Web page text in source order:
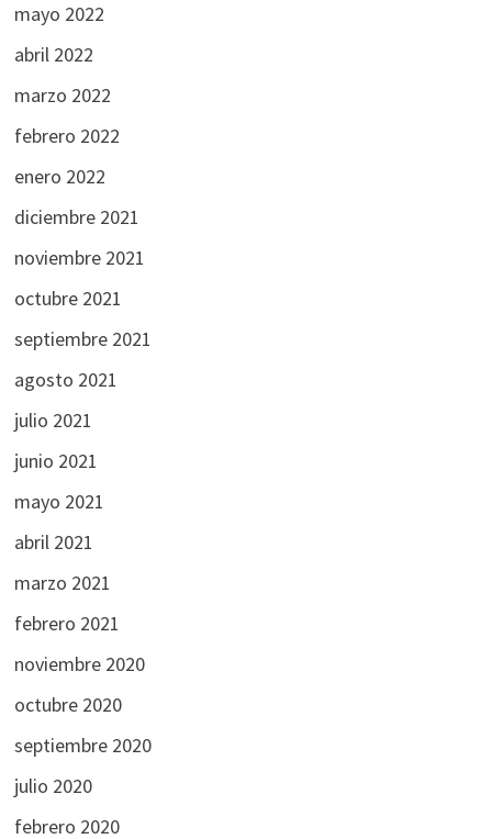
mayo 2022
abril 2022
marzo 2022
febrero 2022
enero 2022
diciembre 2021
noviembre 2021
octubre 2021
septiembre 2021
agosto 2021
julio 2021
junio 2021
mayo 2021
abril 2021
marzo 2021
febrero 2021
noviembre 2020
octubre 2020
septiembre 2020
julio 2020
febrero 2020